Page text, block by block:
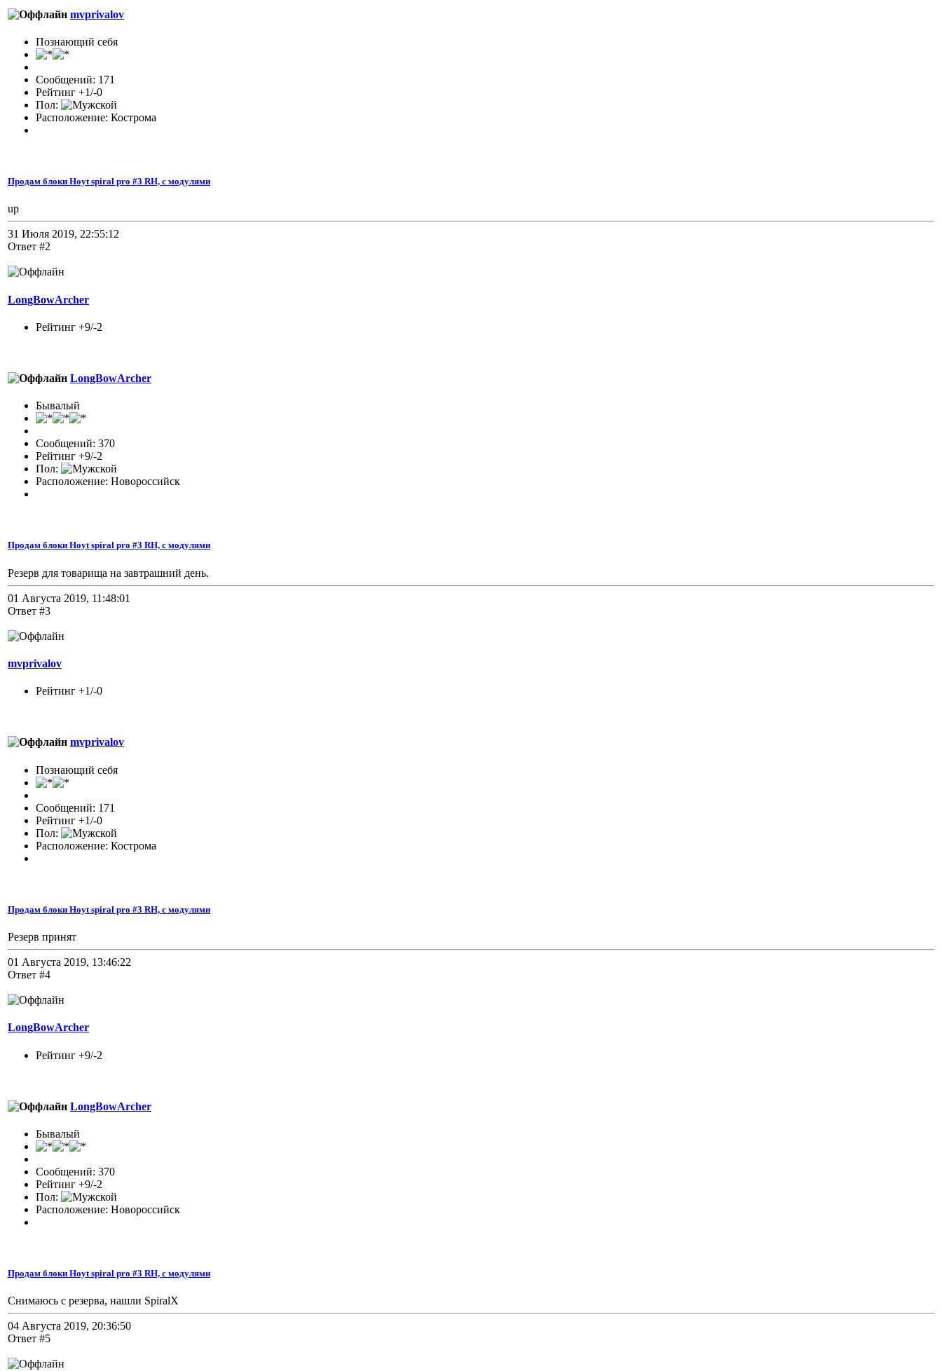
mvprivalov
Познающий себя
Сообщений: 171
Рейтинг +1/-0
Пол:
Расположение: Кострома
Продам блоки Hoyt spiral pro #3 RH, с модулями
up
31 Июля 2019, 22:55:12
Ответ #2
LongBowArcher
Рейтинг +9/-2
LongBowArcher
Бывалый
Сообщений: 370
Рейтинг +9/-2
Пол:
Расположение: Новороссийск
Продам блоки Hoyt spiral pro #3 RH, с модулями
Резерв для товарища на завтрашний день.
01 Августа 2019, 11:48:01
Ответ #3
mvprivalov
Рейтинг +1/-0
mvprivalov
Познающий себя
Сообщений: 171
Рейтинг +1/-0
Пол:
Расположение: Кострома
Продам блоки Hoyt spiral pro #3 RH, с модулями
Резерв принят
01 Августа 2019, 13:46:22
Ответ #4
LongBowArcher
Рейтинг +9/-2
LongBowArcher
Бывалый
Сообщений: 370
Рейтинг +9/-2
Пол:
Расположение: Новороссийск
Продам блоки Hoyt spiral pro #3 RH, с модулями
Снимаюсь с резерва, нашли SpiralX
04 Августа 2019, 20:36:50
Ответ #5